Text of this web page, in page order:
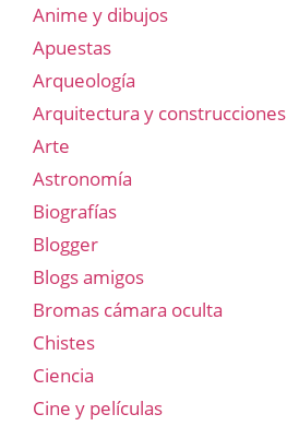
Anime y dibujos
Apuestas
Arqueología
Arquitectura y construcciones
Arte
Astronomía
Biografías
Blogger
Blogs amigos
Bromas cámara oculta
Chistes
Ciencia
Cine y películas